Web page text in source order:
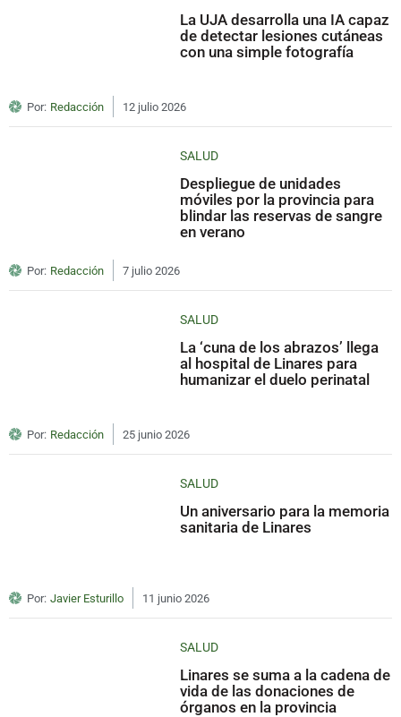
La UJA desarrolla una IA capaz
de detectar lesiones cutáneas
con una simple fotografía
Por: Redacción 12 julio 2026
SALUD
Despliegue de unidades
móviles por la provincia para
blindar las reservas de sangre
en verano
Por: Redacción 7 julio 2026
SALUD
La ‘cuna de los abrazos’ llega
al hospital de Linares para
humanizar el duelo perinatal
Por: Redacción 25 junio 2026
SALUD
Un aniversario para la memoria
sanitaria de Linares
Por: Javier Esturillo 11 junio 2026
SALUD
Linares se suma a la cadena de
vida de las donaciones de
órganos en la provincia